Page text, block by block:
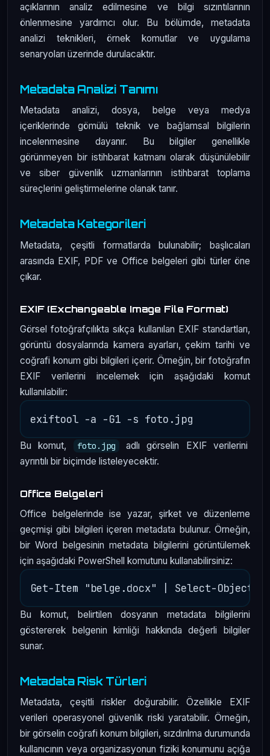
açıklarının analiz edilmesine ve bilgi sızıntılarının
önlenmesine yardımcı olur. Bu bölümde, metadata
analizi teknikleri, örnek komutlar ve uygulama
senaryoları üzerinde durulacaktır.
Metadata Analizi Tanımı
Metadata analizi, dosya, belge veya medya
içeriklerinde gömülü teknik ve bağlamsal bilgilerin
incelenmesine dayanır. Bu bilgiler genellikle
görünmeyen bir istihbarat katmanı olarak düşünülebilir
ve siber güvenlik uzmanlarının istihbarat toplama
süreçlerini geliştirmelerine olanak tanır.
Metadata Kategorileri
Metadata, çeşitli formatlarda bulunabilir; başlıcaları
arasında EXIF, PDF ve Office belgeleri gibi türler öne
çıkar.
EXIF (Exchangeable Image File Format)
Görsel fotoğrafçılıkta sıkça kullanılan EXIF standartları,
görüntü dosyalarında kamera ayarları, çekim tarihi ve
coğrafi konum gibi bilgileri içerir. Örneğin, bir fotoğrafın
EXIF verilerini incelemek için aşağıdaki komut
kullanılabilir:
Bu komut, foto.jpg
adlı görselin EXIF verilerini
ayrıntılı bir biçimde listeleyecektir.
Office Belgeleri
Office belgelerinde ise yazar, şirket ve düzenleme
geçmişi gibi bilgileri içeren metadata bulunur. Örneğin,
bir Word belgesinin metadata bilgilerini görüntülemek
için aşağıdaki PowerShell komutunu kullanabilirsiniz:
Bu komut, belirtilen dosyanın metadata bilgilerini
göstererek belgenin kimliği hakkında değerli bilgiler
sunar.
Metadata Risk Türleri
Metadata, çeşitli riskler doğurabilir. Özellikle EXIF
verileri operasyonel güvenlik riski yaratabilir. Örneğin,
bir görselin coğrafi konum bilgileri, sızdırılma durumunda
kullanıcının veya organizasyonun fiziki konumunu açığa